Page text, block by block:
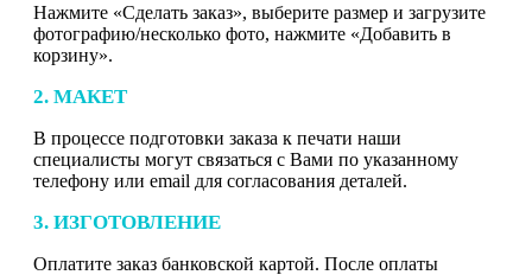
Нажмите «Сделать заказ», выберите размер и загрузите
фотографию/несколько фото, нажмите «Добавить в
корзину».
2. МАКЕТ
В процессе подготовки заказа к печати наши
специалисты могут связаться с Вами по указанному
телефону или email для согласования деталей.
3. ИЗГОТОВЛЕНИЕ
Оплатите заказ банковской картой. После оплаты